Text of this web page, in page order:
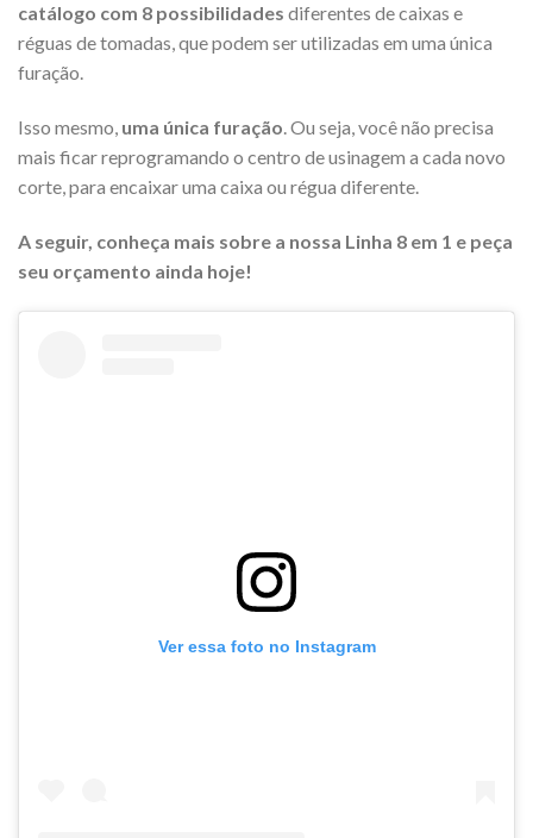
catálogo com 8 possibilidades diferentes de caixas e
réguas de tomadas, que podem ser utilizadas em uma única
furação.
Isso mesmo, uma única furação. Ou seja, você não precisa
mais ficar reprogramando o centro de usinagem a cada novo
corte, para encaixar uma caixa ou régua diferente.
A seguir, conheça mais sobre a nossa Linha 8 em 1 e peça
seu orçamento ainda hoje!
Ver essa foto no Instagram